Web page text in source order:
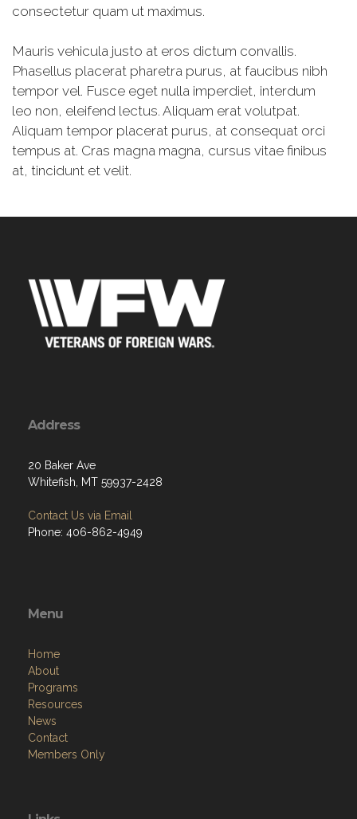
consectetur quam ut maximus.
Mauris vehicula justo at eros dictum convallis.
Phasellus placerat pharetra purus, at faucibus nibh
tempor vel. Fusce eget nulla imperdiet, interdum
leo non, eleifend lectus. Aliquam erat volutpat.
Aliquam tempor placerat purus, at consequat orci
tempus at. Cras magna magna, cursus vitae finibus
at, tincidunt et velit.
Address
20 Baker Ave
Whitefish, MT 59937-2428
Contact Us via Email
Phone: 406-862-4949
Menu
Home
About
Programs
Resources
News
Contact
Members Only